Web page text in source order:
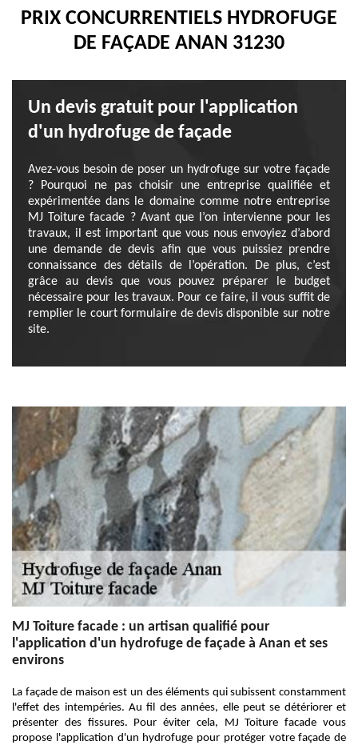
PRIX CONCURRENTIELS HYDROFUGE
DE FAÇADE ANAN 31230
Un devis gratuit pour l'application
d'un hydrofuge de façade
Avez-vous besoin de poser un hydrofuge sur votre façade
? Pourquoi ne pas choisir une entreprise qualifiée et
expérimentée dans le domaine comme notre entreprise
MJ Toiture facade ? Avant que l’on intervienne pour les
travaux, il est important que vous nous envoyiez d’abord
une demande de devis afin que vous puissiez prendre
connaissance des détails de l’opération. De plus, c’est
grâce au devis que vous pouvez préparer le budget
nécessaire pour les travaux. Pour ce faire, il vous suffit de
remplier le court formulaire de devis disponible sur notre
site.
MJ Toiture facade : un artisan qualifié pour
l'application d'un hydrofuge de façade à Anan et ses
environs
La façade de maison est un des éléments qui subissent constamment
l'effet des intempéries. Au fil des années, elle peut se détériorer et
présenter des fissures. Pour éviter cela, MJ Toiture facade vous
propose l'application d'un hydrofuge pour protéger votre façade de